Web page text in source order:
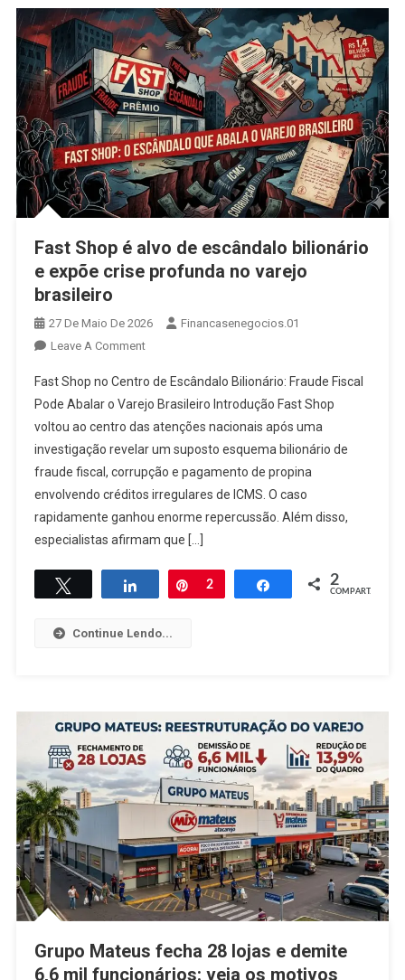
Fast Shop é alvo de escândalo bilionário
e expõe crise profunda no varejo
brasileiro
27 De Maio De 2026
Financasenegocios.01
Leave A CommentOn
Shop
É
Alvo
De
Escândalo
Bilionário
E
Profunda
No
Brasileiro
Fast Shop no Centro de Escândalo Bilionário: Fraude Fiscal
Pode Abalar o Varejo Brasileiro Introdução Fast Shop
voltou ao centro das atenções nacionais após uma
investigação revelar um suposto esquema bilionário de
fraude fiscal, corrupção e pagamento de propina
envolvendo créditos irregulares de ICMS. O caso
rapidamente ganhou enorme repercussão. Além disso,
especialistas afirmam que […]
Compartilhar
Pin
2 Compartilhar
2
COMPART.
Continue Lendo...
Grupo Mateus fecha 28 lojas e demite
6,6 mil funcionários: veja os motivos